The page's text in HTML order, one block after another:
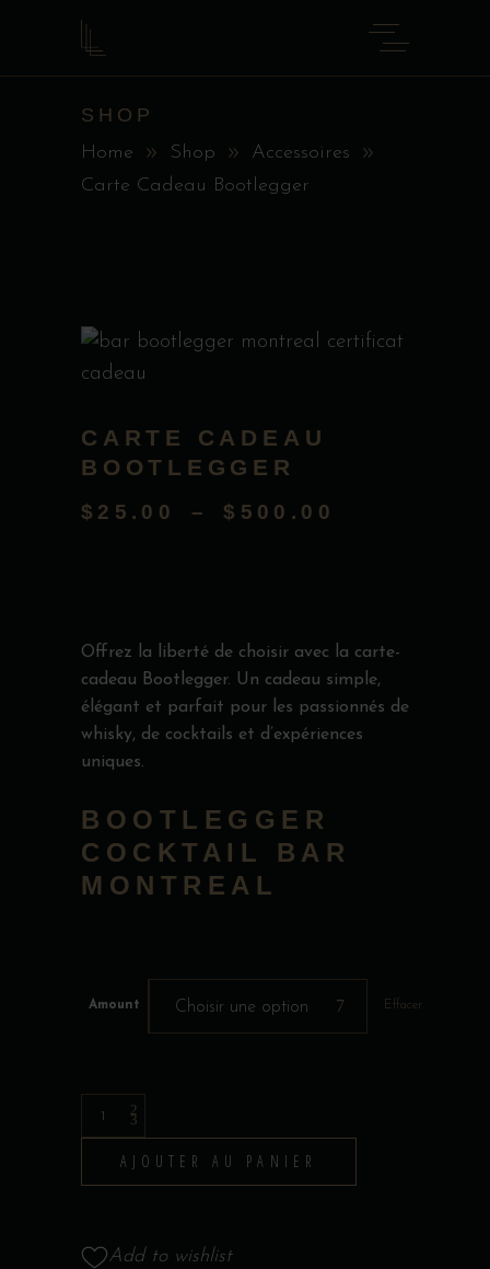
SHOP
Home Shop
Accessoires
Carte Cadeau Bootlegger
CARTE CADEAU
BOOTLEGGER
$ 25.00 – $ 500.00
À
$500.00
Offrez la liberté de choisir avec la carte-
cadeau Bootlegger. Un cadeau simple,
élégant et parfait pour les passionnés de
whisky, de cocktails et d’expériences
uniques.
BOOTLEGGER
COCKTAIL BAR
MONTREAL
Amount Choisir une option Effacer
Carte
Cadeau
Bootlegger
AJOUTER AU PANIER
Add to wishlist